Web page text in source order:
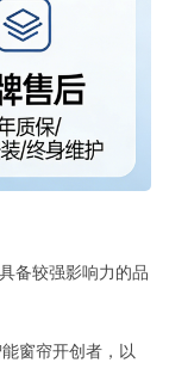
备较强影响力的品
窗帘开创者，以